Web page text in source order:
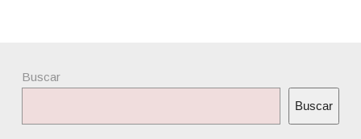
Buscar
Buscar